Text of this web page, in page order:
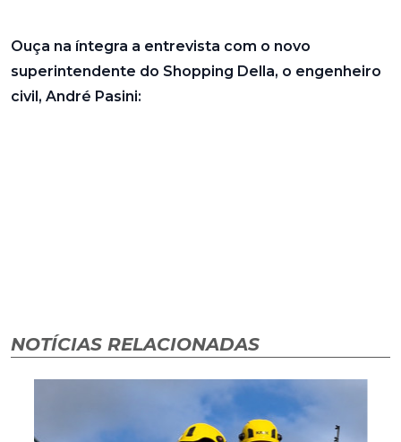
Ouça na íntegra a entrevista com o novo
superintendente do Shopping Della, o engenheiro
civil, André Pasini:
NOTÍCIAS RELACIONADAS